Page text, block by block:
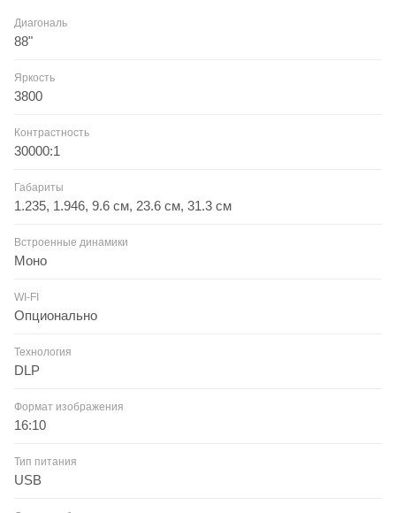
Диагональ
88"
Яркость
3800
Контрастность
30000:1
Габариты
1.235, 1.946, 9.6 см, 23.6 см, 31.3 см
Встроенные динамики
Моно
WI-FI
Опционально
Технология
DLP
Формат изображения
16:10
Тип питания
USB